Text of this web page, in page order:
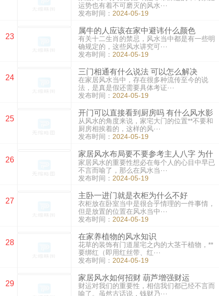
运势也有着不可磨灭的风水···
发布时间： 2024-05-19
23
属牛的人应该在家中避讳什么颜色
有关十二生肖的禁忌，风水当中都是有一些明
确规定的，这些风水讲究可···
发布时间： 2024-05-19
24
三门相通有什么说法 可以怎么解决
在家居风水当中，存在很多种流传至今的说
法，是真是假还需要具体考证···
发布时间： 2024-05-19
25
开门可以直接看到厨房吗 有什么风水影
响
从风水的角度来说，家宅大门的位置**不要和
厨房相挨着的，这样的风···
发布时间： 2024-05-19
26
家居风水布局要不要参考主人八字 为什
么
家居风水的重要性想必在每个人的心目中早已
不言而喻了，那么在风水当···
发布时间： 2024-05-19
27
主卧一进门就是衣柜为什么不好
衣柜放在卧室当中是很合乎情理的一件事情，
但是放置的位置在风水当中···
发布时间： 2024-05-19
28
在家养植物的风水知识
花草的装饰有门道屋宅之内的大茎干植物，**
要绑红（即用红丝带、红···
发布时间： 2024-05-19
29
家居风水如何招财 葫芦增强财运
财运对我们的重要性，相信我们都已经不言而
喻了。虽然古话说，钱财乃···